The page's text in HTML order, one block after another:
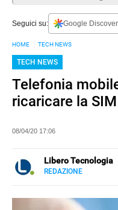
Seguici su: Google Discover
HOME TECH NEWS
TECH NEWS
Telefonia
ricaricare la
08/04/20 17:06
Libero Tecnologia
REDAZIONE
tutorial, per un